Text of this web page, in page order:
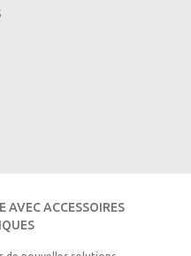
AVEC ACCESSOIRES